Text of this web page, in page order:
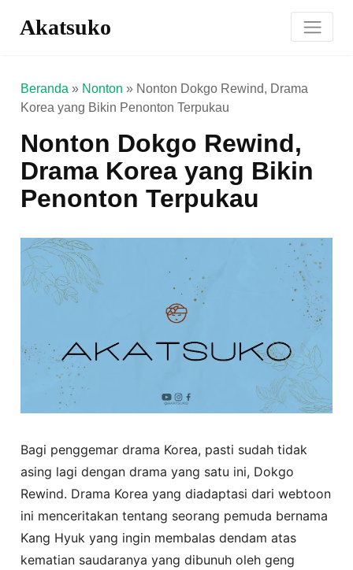
Akatsuko
Beranda » Nonton » Nonton Dokgo Rewind, Drama
Korea yang Bikin Penonton Terpukau
Nonton Dokgo Rewind,
Drama Korea yang Bikin
Penonton Terpukau
Bagi penggemar drama Korea, pasti sudah tidak
asing lagi dengan drama yang satu ini, Dokgo
Rewind. Drama Korea yang diadaptasi dari webtoon
ini menceritakan tentang seorang pemuda bernama
Kang Hyuk yang ingin membalas dendam atas
kematian saudaranya yang dibunuh oleh geng